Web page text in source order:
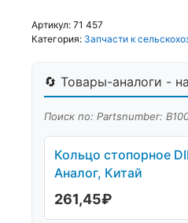
Артикул: 71 457
Категория: Запчасти к
🔄 Товары-аналоги -
Поиск по: Partsnumber:
Кольцо стопорное
Аналог, Китай
261,45₽